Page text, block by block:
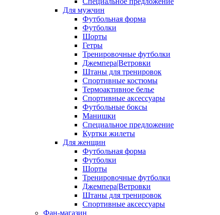
Для мужчин
Футбольная форма
Футболки
Шорты
Гетры
Тренировочные футболки
Джемпера|Ветровки
Штаны для тренировок
Спортивные костюмы
Термоактивное белье
Спортивные аксессуары
Футбольные боксы
Манишки
Специальное предложение
Куртки жилеты
Для женщин
Футбольная форма
Футболки
Шорты
Тренировочные футболки
Джемпера|Ветровки
Штаны для тренировок
Спортивные аксессуары
Фан-магазин